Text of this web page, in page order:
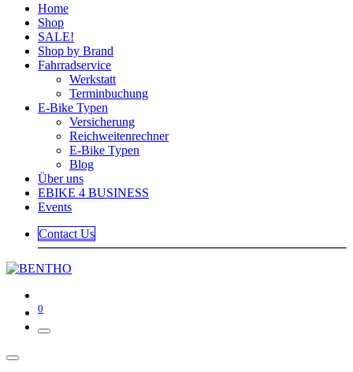
Home
Shop
SALE!
Shop by Brand
Fahrradservice
Werkstatt
Terminbuchung
E-Bike Typen
Versicherung
Reichweitenrechner
E-Bike Typen
Blog
Über uns
EBIKE 4 BUSINESS
Events
Contact Us
0